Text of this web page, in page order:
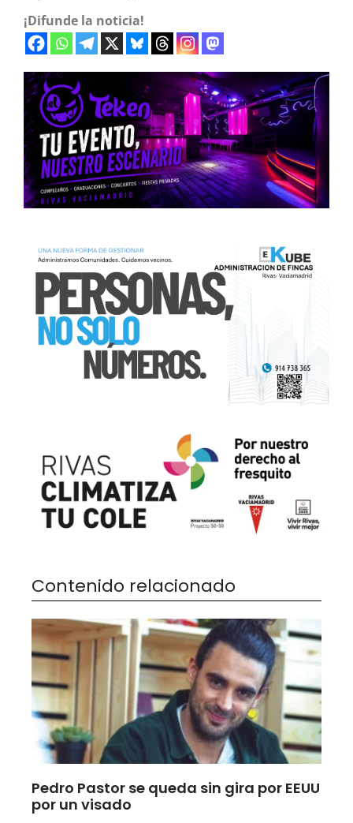
¡Difunde la noticia!
Contenido relacionado
Pedro Pastor se queda sin gira por EEUU
por un visado